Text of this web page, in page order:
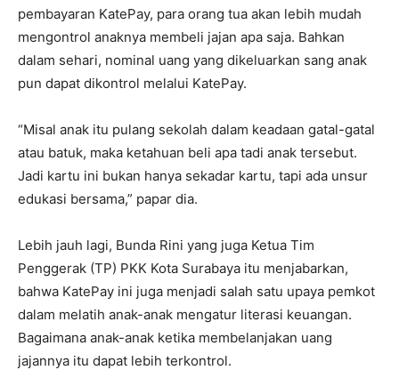
pembayaran KatePay, para orang tua akan lebih mudah
mengontrol anaknya membeli jajan apa saja. Bahkan
dalam sehari, nominal uang yang dikeluarkan sang anak
pun dapat dikontrol melalui KatePay.
“Misal anak itu pulang sekolah dalam keadaan gatal-gatal
atau batuk, maka ketahuan beli apa tadi anak tersebut.
Jadi kartu ini bukan hanya sekadar kartu, tapi ada unsur
edukasi bersama,” papar dia.
Lebih jauh lagi, Bunda Rini yang juga Ketua Tim
Penggerak (TP) PKK Kota Surabaya itu menjabarkan,
bahwa KatePay ini juga menjadi salah satu upaya pemkot
dalam melatih anak-anak mengatur literasi keuangan.
Bagaimana anak-anak ketika membelanjakan uang
jajannya itu dapat lebih terkontrol.